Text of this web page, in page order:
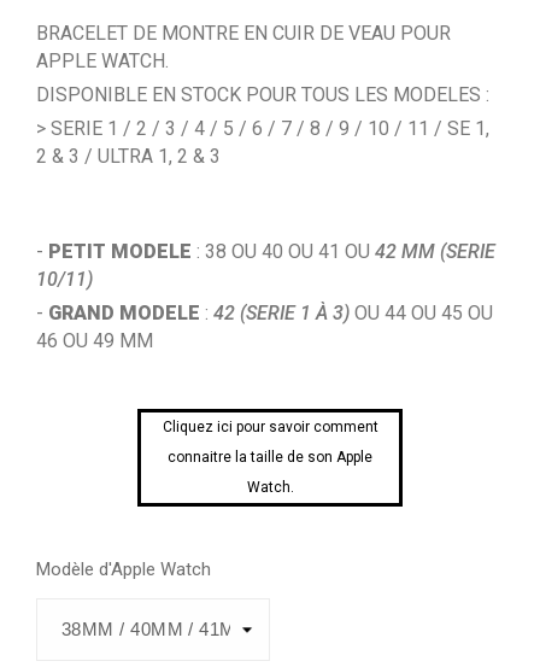
BRACELET DE MONTRE EN CUIR DE VEAU POUR
APPLE WATCH.
DISPONIBLE EN STOCK POUR TOUS LES MODELES :
> SERIE 1 / 2 / 3 / 4 / 5 / 6 / 7 / 8 / 9 / 10 / 11 / SE 1,
2 & 3 / ULTRA 1, 2 & 3
- PETIT MODELE : 38 OU 40 OU 41 OU 42 MM (SERIE
10/11)
- GRAND MODELE : 42 (SERIE 1 À 3) OU 44 OU 45 OU
46 OU 49 MM
Cliquez ici pour savoir comment
connaitre la taille de son Apple
Watch.
Modèle d'Apple Watch